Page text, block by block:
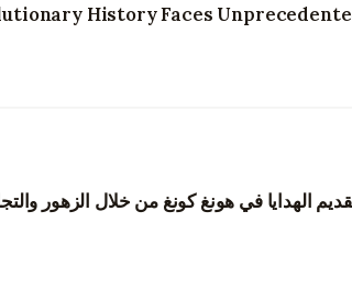
History Faces
الهدايا في هونغ كونغ من خلال الزهور